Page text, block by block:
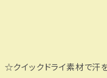
クイックドライ素材で汗